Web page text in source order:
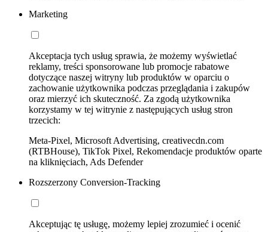
Marketing
Akceptacja tych usług sprawia, że możemy wyświetlać
reklamy, treści sponsorowane lub promocje rabatowe
dotyczące naszej witryny lub produktów w oparciu o
zachowanie użytkownika podczas przeglądania i zakupów
oraz mierzyć ich skuteczność. Za zgodą użytkownika
korzystamy w tej witrynie z następujących usług stron
trzecich:
Meta-Pixel, Microsoft Advertising, creativecdn.com
(RTBHouse), TikTok Pixel, Rekomendacje produktów oparte
na kliknięciach, Ads Defender
Rozszerzony Conversion-Tracking
Akceptując tę usługę, możemy lepiej zrozumieć i ocenić